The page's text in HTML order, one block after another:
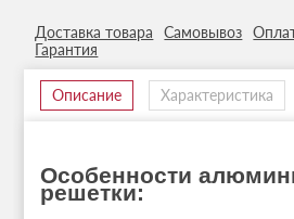
Доставка товара Самовывоз
Гарантия
Описание Характеристика
Особенности
решетки: